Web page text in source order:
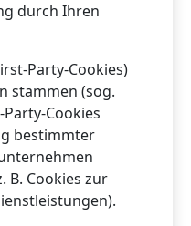
durch Ihren
Party-Cookies)
stammen (sog.
Cookies
bestimmter
B. Cookies zur